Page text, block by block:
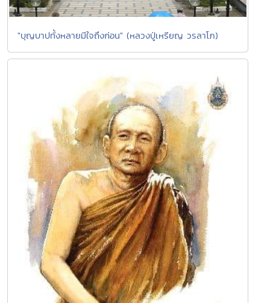
"บุญบาปทั้งหลายมีใจถึงก่อน" (หลวงปู่เหรียญ วรลาโภ)